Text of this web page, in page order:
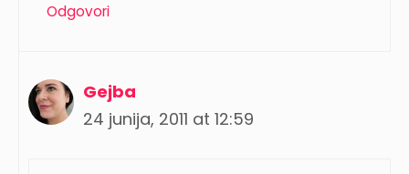
Odgovori
Gejba
24 junija, 2011 at 12:59